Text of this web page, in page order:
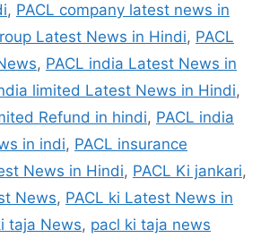
, PACL company latest news in
Latest News in Hindi, PACL
, PACL india Latest News in
limited Latest News in Hindi,
Refund in hindi, PACL india
in indi, PACL insurance
News in Hindi, PACL Ki jankari,
News, PACL ki Latest News in
taja News, pacl ki taja news